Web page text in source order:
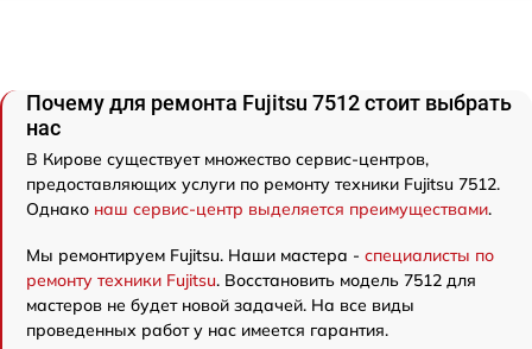
Почему для ремонта Fujitsu 7512 стоит выбрать
нас
В Кирове существует множество сервис-центров,
предоставляющих услуги по ремонту техники Fujitsu 7512.
Однако наш сервис-центр выделяется преимуществами.
Мы ремонтируем Fujitsu. Наши мастера - специалисты по
ремонту техники Fujitsu. Восстановить модель 7512 для
мастеров не будет новой задачей. На все виды
проведенных работ у нас имеется гарантия.